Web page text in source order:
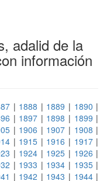
adalid de la
información
| 1888 | 1889 | 1890 |
| 1897 | 1898 | 1899 |
| 1906 | 1907 | 1908 |
| 1915 | 1916 | 1917|
| 1924 | 1925 | 1926 |
| 1933 | 1934 | 1935|
| 1942 | 1943 | 1944|